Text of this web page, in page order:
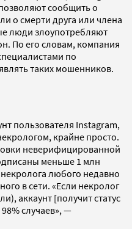
сообщить о
о смерти друга или члена
люди злоупотребляют
По его словам, компания
по
таких мошенников.
пользователя Instagram,
крайне просто.
неверифицированной
меньше 1 млн
любого недавно
в сети. «Если некролог
аккаунт [получит статус
случаев», —